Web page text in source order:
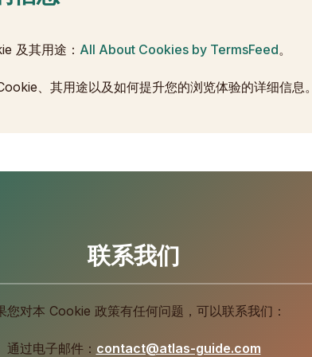
及其用途： All About Cookies by TermsFeed。
、其用途以及如何提升您的浏览体验的详细信息
联系我们
您对本 Cookie 政策有任何问题，可以联系我们：
通过电子邮件： contact@atlas-guide.com